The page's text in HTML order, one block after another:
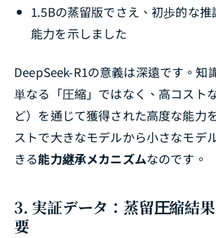
1.5Bの蒸留版でさえ、初歩的な
能力を示しました
DeepSeek-R1の意義は深遠です。知
単なる「圧縮」ではなく、高コスト
ど）を通じて獲得された高度な能力
ストで大きなモデルから小さなモデ
きる能力継承メカニズムなのです。
3. 実証データ：蒸留圧縮結
要